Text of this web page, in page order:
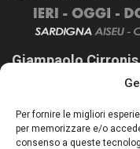
Per fornire le migliori
per memorizzare e/o
consenso a queste
Giampaolo Cirronis
Sardegna Ieri-Oggi-
lettori su quanto accade
nostro passato e,